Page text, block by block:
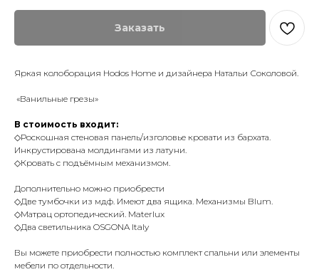
Заказать
Яркая колоборация Hodos Home и дизайнера Натальи Соколовой.
«Ванильные грезы»
В стоимость входит:
◇Роскошная стеновая панель/изголовье кровати из бархата.
Инкрустирована молдингами из латуни.
◇Кровать с подъёмным механизмом.
Дополнительно можно приобрести
◇Две тумбочки из мдф. Имеют два ящика. Механизмы Blum.
◇Матрац ортопедический. Materlux
◇Два светильника OSGONA Italy
Вы можете приобрести полностью комплект спальни или элементы
мебели по отдельности.